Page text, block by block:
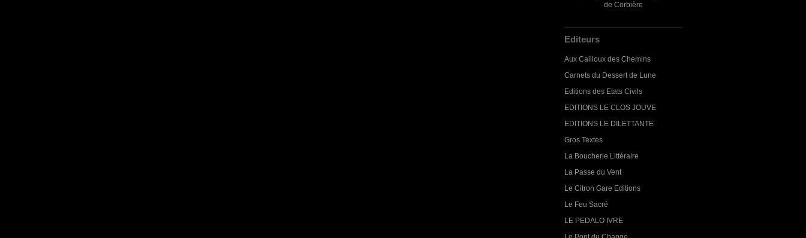
de Corbière
Editeurs
Aux Cailloux des Chemins
Carnets du Dessert de Lune
Editions des Etats Civils
EDITIONS LE CLOS JOUVE
EDITIONS LE DILETTANTE
Gros Textes
La Boucherie Littéraire
La Passe du Vent
Le Citron Gare Editions
Le Feu Sacré
LE PEDALO IVRE